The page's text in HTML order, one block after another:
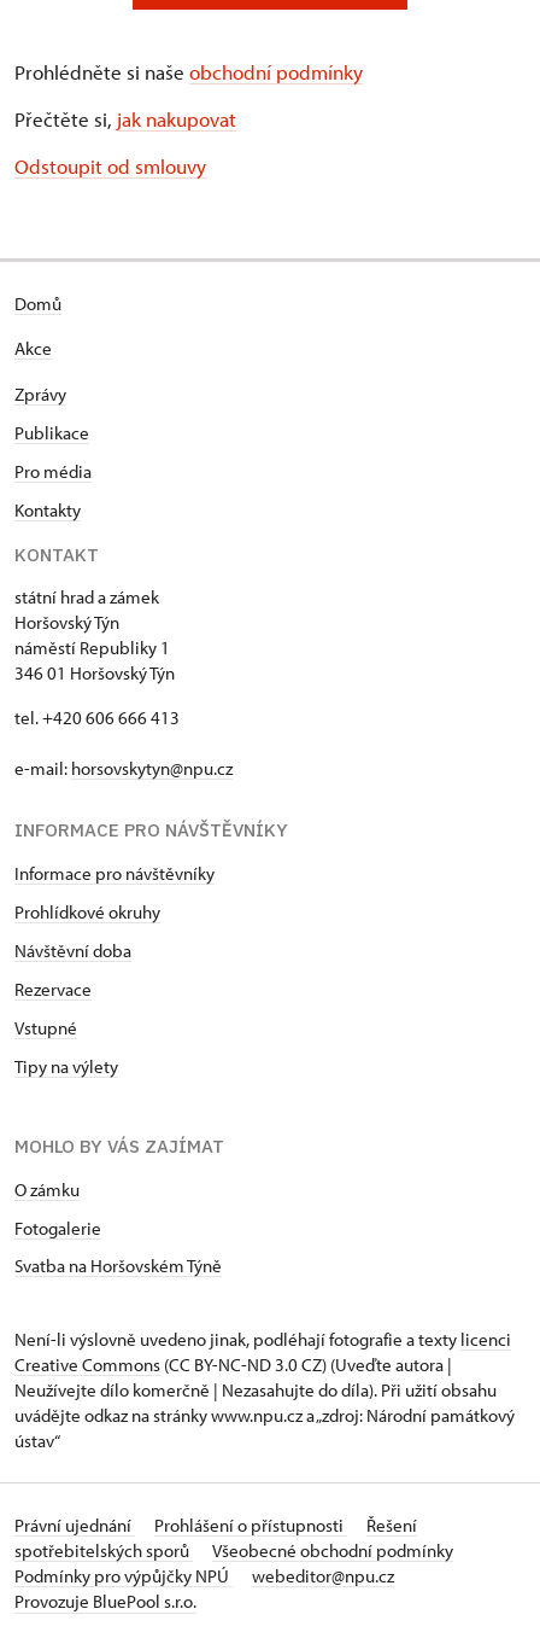
Prohlédněte si naše obchodní podmínky
Přečtěte si, jak nakupovat
Odstoupit od smlouvy
Domů
Akce
Zprávy
Publikace
Pro média
Kontakty
KONTAKT
státní hrad a zámek
Horšovský Týn
náměstí Republiky 1
346 01 Horšovský Týn
tel. +420 606 666 413
e-mail: horsovskytyn@npu.cz
INFORMACE PRO NÁVŠTĚVNÍKY
Informace pro návštěvníky
Prohlídkové okruhy
Návštěvní doba
Rezervace
Vstupné
Tipy na výlety
MOHLO BY VÁS ZAJÍMAT
O zámku
Fotogalerie
Svatba na Horšovském Týně
Není-li výslovně uvedeno jinak, podléhají fotografie a texty licenci
Creative Commons (CC BY-NC-ND 3.0 CZ) (Uveďte autora |
Neužívejte dílo komerčně | Nezasahujte do díla). Při užití obsahu
uvádějte odkaz na stránky www.npu.cz a „zdroj: Národní památkový
ústav“
Právní ujednání Prohlášení o přístupnosti
Řešení
spotřebitelských sporů
Všeobecné obchodní podmínky
Podmínky pro výpůjčky NPÚ
webeditor@npu.cz
Provozuje BluePool s.r.o.